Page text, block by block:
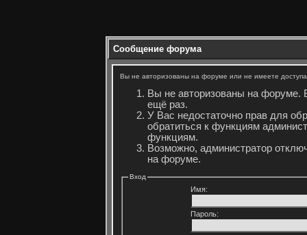
Сообщение форума
Вы не авторизованы на форуме или не имеете
Вы не авторизованы на форуме.
ещё раз.
У Вас недостаточно прав для
обратиться к функциям
функциям.
Возможно, администратор
на форуме.
Вход
Имя:
Пароль: